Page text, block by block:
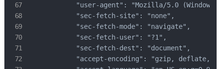
"user-agent": "Mozilla/5.0 (Windows
            "sec-fetch-site": "none",
            "sec-fetch-mode": "navigate",
            "sec-fetch-user": "?1",
            "sec-fetch-dest": "document",
"accept-encoding": "gzip, deflate,